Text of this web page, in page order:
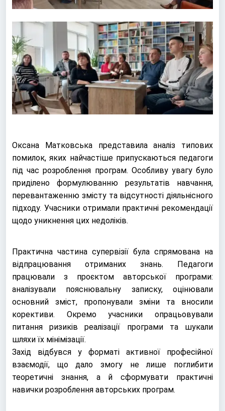
Оксана Матковська представила аналіз типових
помилок, яких найчастіше припускаються педагоги
під час розроблення програм. Особливу увагу було
приділено формулюванню результатів навчання,
перевантаженню змісту та відсутності діяльнісного
підходу. Учасники отримали практичні рекомендації
щодо уникнення цих недоліків.
Практична частина супервізії була спрямована на
відпрацювання отриманих знань. Педагоги
працювали з проєктом авторської програми:
аналізували пояснювальну записку, оцінювали
основний зміст, пропонували зміни та вносили
корективи. Окремо учасники опрацьовували
питання ризиків реалізації програми та шукали
шляхи їх мінімізації.
Захід відбувся у форматі активної професійної
взаємодії, що дало змогу не лише поглибити
теоретичні знання, а й сформувати практичні
навички розроблення авторських програм.